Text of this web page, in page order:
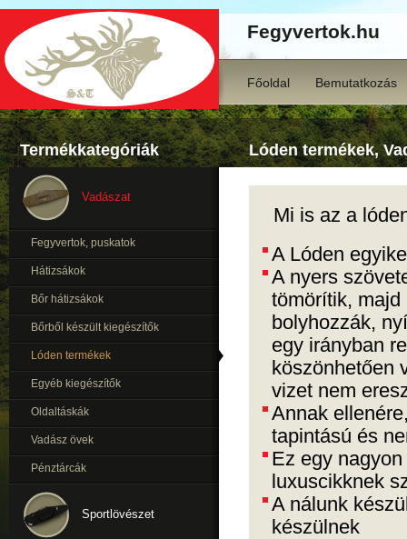
Fegyvertok.hu
Főoldal Bemutatkozás
Termékkategóriák Lóden termékek,
Vadászat
Fegyvertok, puskatok
Hátizsákok
Bőr hátizsákok
Bőrből készült kiegészítők
Lóden termékek
Egyéb kiegészítők
Oldaltáskák
Vadász övek
Pénztárcák
Sportlövészet
Mi is az a
A Lóden
A nyers
tömörítik,
bolyhozzák,
egy irányban
köszönhetően
vizet nem
Annak
tapintású és
Ez egy
luxuscikknek
A nálunk
készülnek